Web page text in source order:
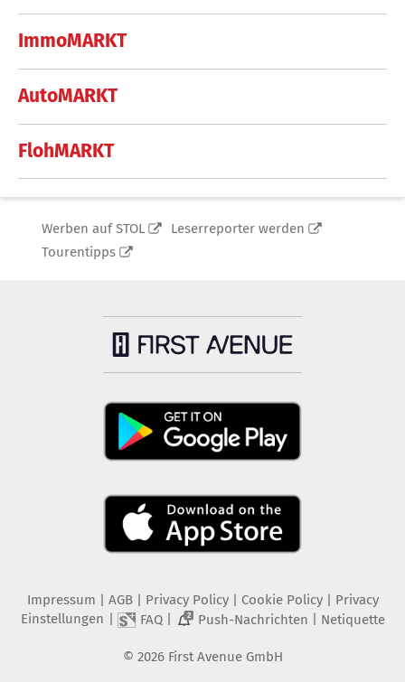
ImmoMARKT
AutoMARKT
FlohMARKT
Werben auf STOL
Leserreporter werden
Tourentipps
Impressum AGB Privacy Policy| Cookie Policy| Privacy
Einstellungen
FAQ| 2 Push-Nachrichten Netiquette
© 2026 First Avenue GmbH